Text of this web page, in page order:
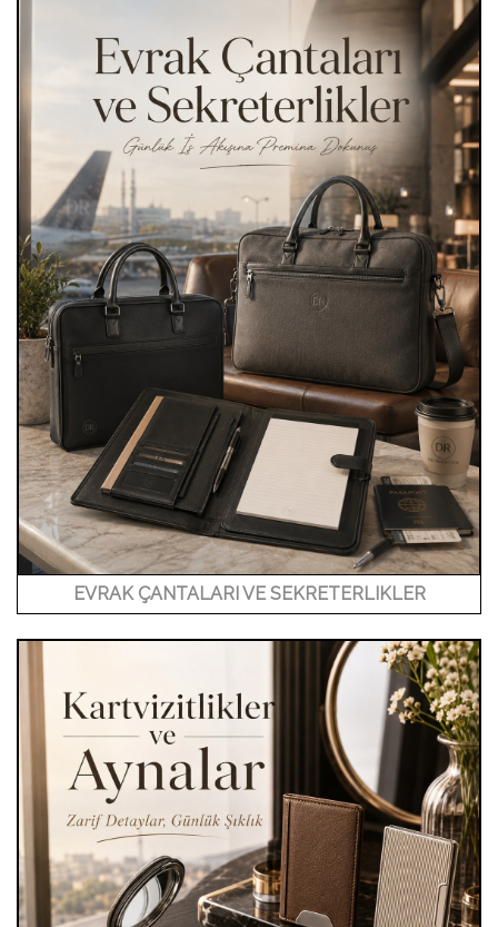
EVRAK ÇANTALARI VE SEKRETERLIKLER